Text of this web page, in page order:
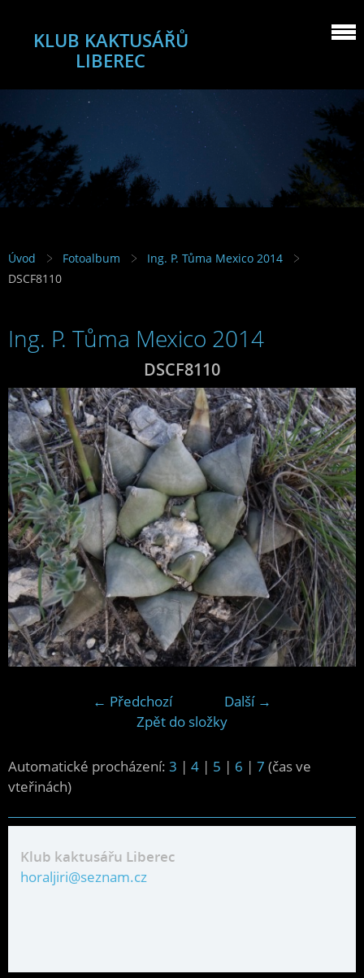
KLUB KAKTUSÁŘŮ
LIBEREC
Úvod Fotoalbum
Ing. P. Tůma Mexico 2014
DSCF8110
Ing. P. Tůma Mexico 2014
DSCF8110
← Předchozí
Další →
Zpět do složky
Automatické procházení: 3 | 4 | 5 | 6 | 7 (čas ve
vteřinách)
Klub kaktusářu Liberec
horaljiri@seznam.cz